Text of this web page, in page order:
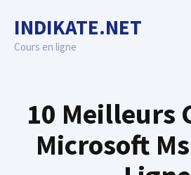
content
INDIKATE.NET
Cours en ligne
10 Meilleurs
Microsoft